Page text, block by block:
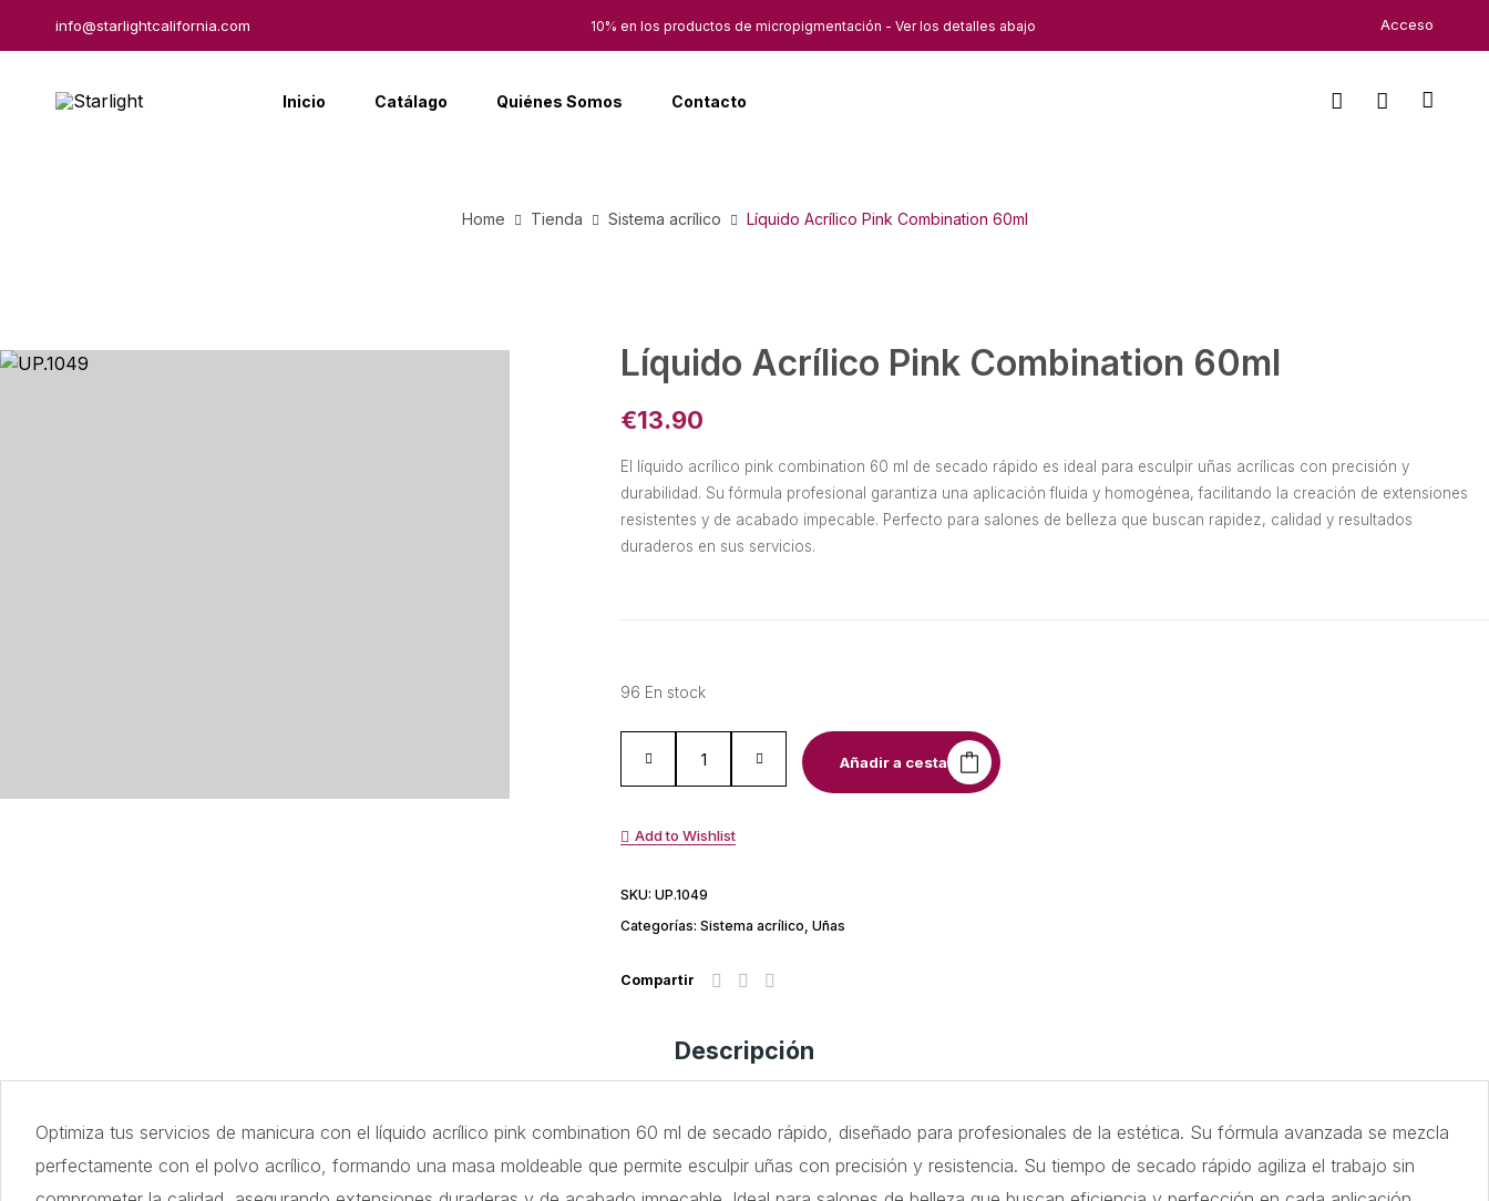
info@starlightcalifornia.com 10% en los productos de micropigmentación - Ver los detalles abajo Acceso
Inicio Catálago Quiénes Somos Contacto
Home Tienda Sistema acrílico Líquido Acrílico Pink Combination 60ml
Líquido Acrílico Pink Combination 60ml
El líquido acrílico pink combination 60 ml de secado rápido es ideal para esculpir uñas acrílicas con precisión y
durabilidad. Su fórmula profesional garantiza una aplicación fluida y homogénea, facilitando la creación de extensiones
resistentes y de acabado impecable. Perfecto para salones de belleza que buscan rapidez, calidad y resultados
duraderos en sus servicios.
€13.90
96 En stock
Añadir a cesta
Add to Wishlist
SKU: UP.1049
Categorías: Sistema acrílico, Uñas
Compartir
Descripción
Optimiza tus servicios de manicura con el líquido acrílico pink combination 60 ml de secado rápido, diseñado para profesionales de la estética. Su fórmula avanzada se mezcla
perfectamente con el polvo acrílico, formando una masa moldeable que permite esculpir uñas con precisión y resistencia. Su tiempo de secado rápido agiliza el trabajo sin